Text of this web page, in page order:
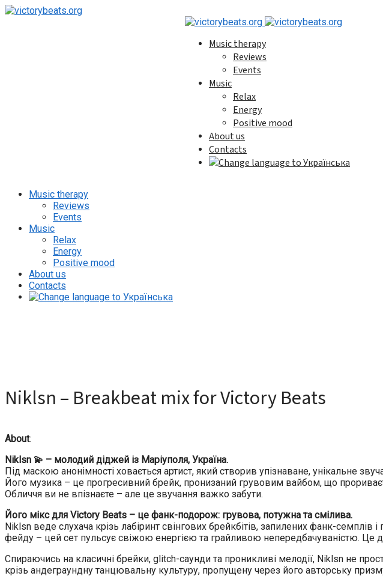
Music therapy
Reviews
Events
Music
Relax
Energy
Positive mood
About us
Contacts
Music therapy
Reviews
Events
Music
Relax
Energy
Positive mood
About us
Contacts
Niklsn – Breakbeat mix for Victory Beats
About:
Niklsn 💫 – молодий діджей із Маріуполя, Україна.
Під маскою анонімності ховається артист, який створив упізнаване, унікальне
Його музика – це прогресивний брейк, пронизаний грувовим вайбом, що
Обличчя ви не впізнаєте – але це звучання важко забути.
Його мікс для Victory Beats – це фанк-подорож: грувова, потужна та смілива.
Niklsn веде слухача крізь лабіринт свінгових брейкбітів, запилених фанк-
фейду – цей сет пульсує свіжою енергією та грайливою непередбачуваністю. Це
Спираючись на класичні брейки, glitch-саунди та проникливі мелодії, Niklsn не
крізь андеграундну танцювальну культуру, пропущену через його авторську